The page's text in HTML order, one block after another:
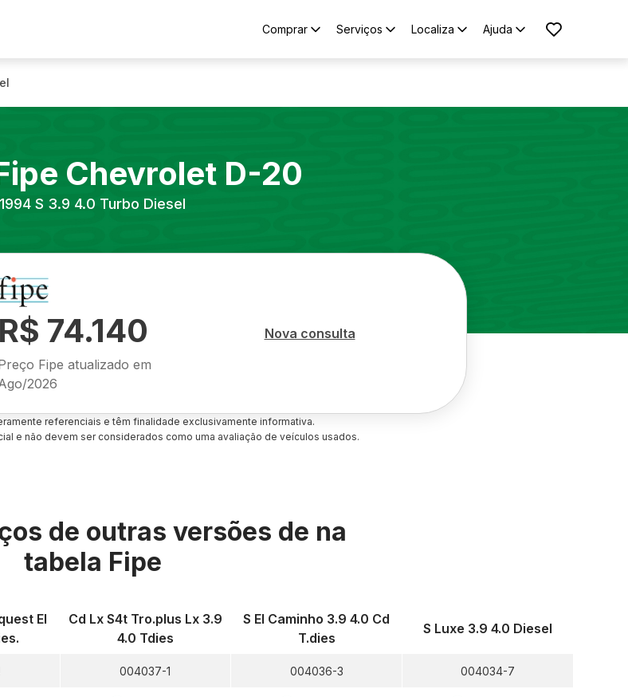
Comprar Serviços Localiza Ajuda
Chevrolet D-20
1994 S 3.9 4.0 Turbo Diesel
R$ 74.140
Fipe atualizado em
2026
Nova consulta
referenciais e têm finalidade exclusivamente informativa.
e não devem ser considerados como uma avaliação de veículos usados.
de outras versões de na
tabela Fipe
El
Cd Lx S4t Tro.plus Lx 3.9
4.0 Tdies
004037-1
S El Caminho 3.9 4.0 Cd
T.dies
004036-3
S Luxe 3.9 4.0 Diesel
004034-7